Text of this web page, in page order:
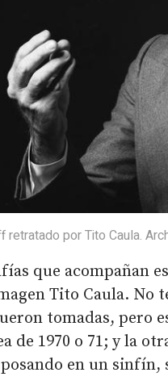
por Tito Caula.
que acompañan
Tito Caula. No
tomadas, pero
de 1970 o 71; y la
en un sinfín,